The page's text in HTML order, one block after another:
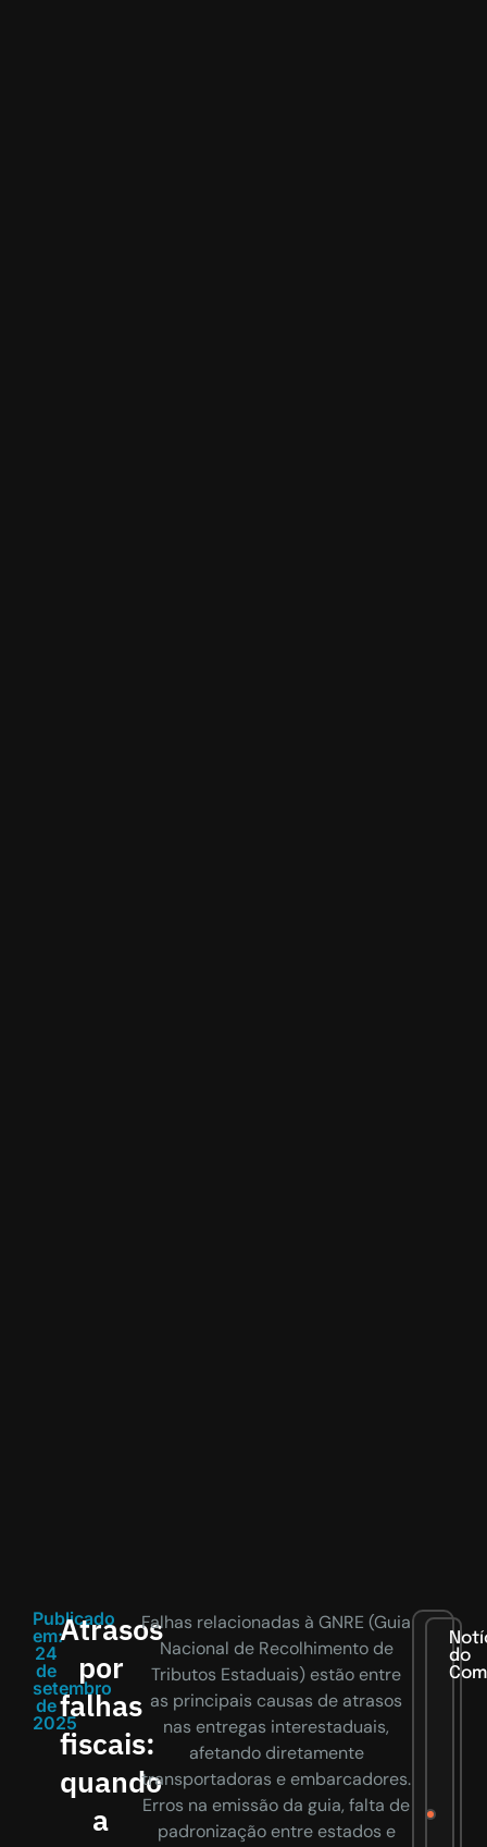
Publicado
em:
24
de
setembro
de
2025
Atrasos
por
falhas
fiscais:
quando
a
Falhas relacionadas à GNRE (Guia
Nacional de Recolhimento de
Tributos Estaduais) estão entre
as principais causas de atrasos
nas entregas interestaduais,
afetando diretamente
transportadoras e embarcadores.
Erros na emissão da guia, falta de
padronização entre estados e
do